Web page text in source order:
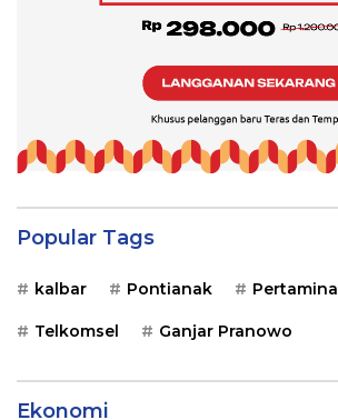
Popular Tags
kalbar Pontianak Pertamina
Telkomsel Ganjar Pranowo
Ekonomi